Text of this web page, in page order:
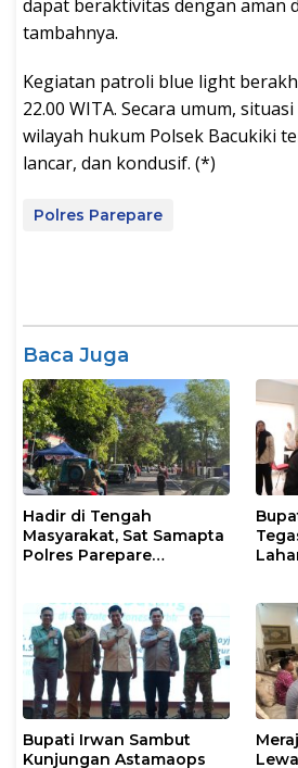
dapat beraktivitas dengan aman
tambahnya.
Kegiatan patroli blue light
22.00 WITA. Secara umum,
wilayah hukum Polsek Bacukiki
lancar, dan kondusif. (*)
Polres Parepare
Baca Juga
Hadir di Tengah
Masyarakat, Sat Samapta
Polres Parepare
Bupati Irwan Sambut
Kunjungan Astamaops